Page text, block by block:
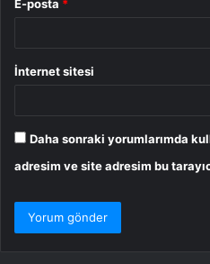
E-posta *
İnternet sitesi
Daha sonraki yorumlarımda
adresim ve site adresim bu